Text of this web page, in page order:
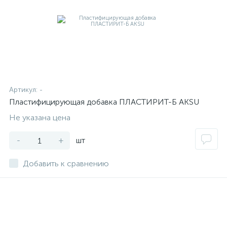
Артикул: -
Пластифицирующая добавка ПЛАСТИРИТ-Б AKSU
Не указана цена
- + шт
Добавить к сравнению